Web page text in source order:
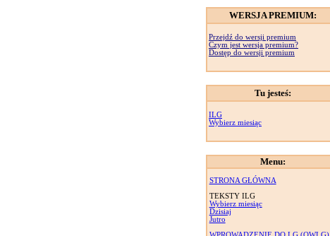
WERSJA PREMIUM:
Przejdź do wersji premium
Czym jest wersja premium?
Dostęp do wersji premium
Tu jesteś:
ILG
Wybierz miesiąc
Menu:
STRONA GŁÓWNA
TEKSTY ILG
Wybierz miesiąc
Dzisiaj
Jutro